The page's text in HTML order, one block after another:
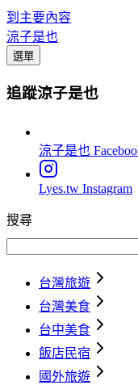
到主要內容
涼子是也
選單
追蹤涼子是也
涼子是也
Lyes.tw Instagram
搜尋
台灣旅遊
台灣美食
台中美食
飯店民宿
國外旅遊